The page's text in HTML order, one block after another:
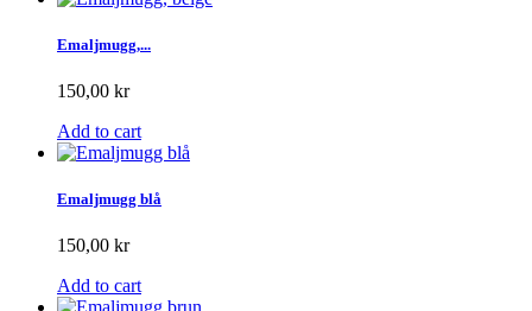
Emaljmugg,...
150,00 kr
Add to cart
Emaljmugg blå
150,00 kr
Add to cart